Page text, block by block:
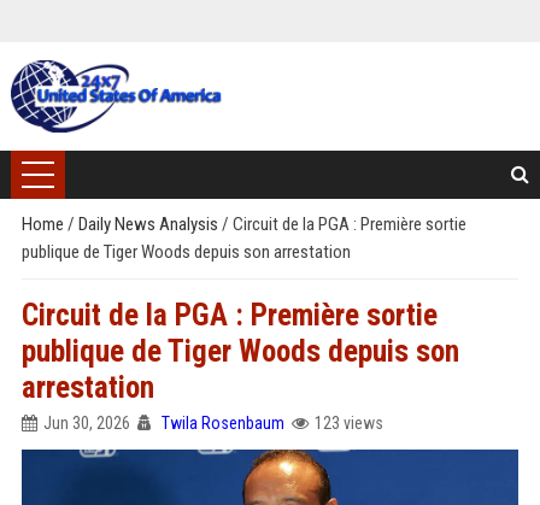
Home / Daily News Analysis / Circuit de la PGA : Première sortie
publique de Tiger Woods depuis son arrestation
Circuit de la PGA : Première sortie
publique de Tiger Woods depuis son
arrestation
Jun 30, 2026 Twila Rosenbaum 123 views